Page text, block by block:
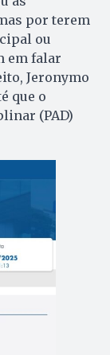
por terem
ou
em falar
Jeronymo
que o
(PAD)